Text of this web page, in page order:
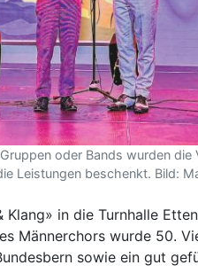
oder Bands wurden
Leistungen beschenkt. Bild:
in die Turnhalle
Männerchors wurde 50.
sowie ein gut